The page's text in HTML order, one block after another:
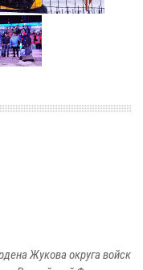
Жукова округа войск